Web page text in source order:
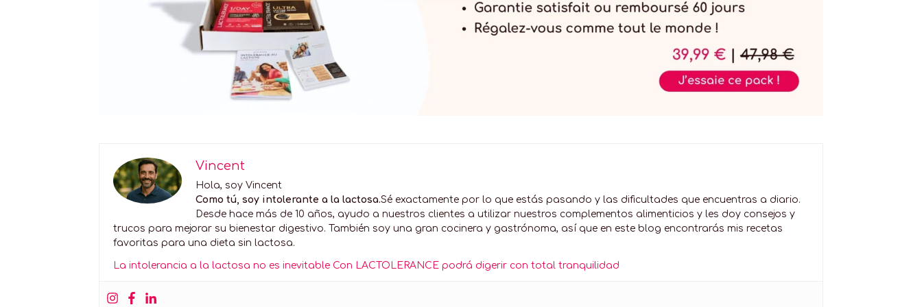
Vincent
Hola, soy Vincent
Como tú, soy intolerante a la lactosa.Sé exactamente por lo que estás pasando y las dificultades que encuentras a diario.
Desde hace más de 10 años, ayudo a nuestros clientes a utilizar nuestros complementos alimenticios y les doy consejos y
trucos para mejorar su bienestar digestivo. También soy una gran cocinera y gastrónoma, así que en este blog encontrarás mis recetas
favoritas para una dieta sin lactosa.
La intolerancia a la lactosa no es inevitable Con LACTOLERANCE podrá digerir con total tranquilidad